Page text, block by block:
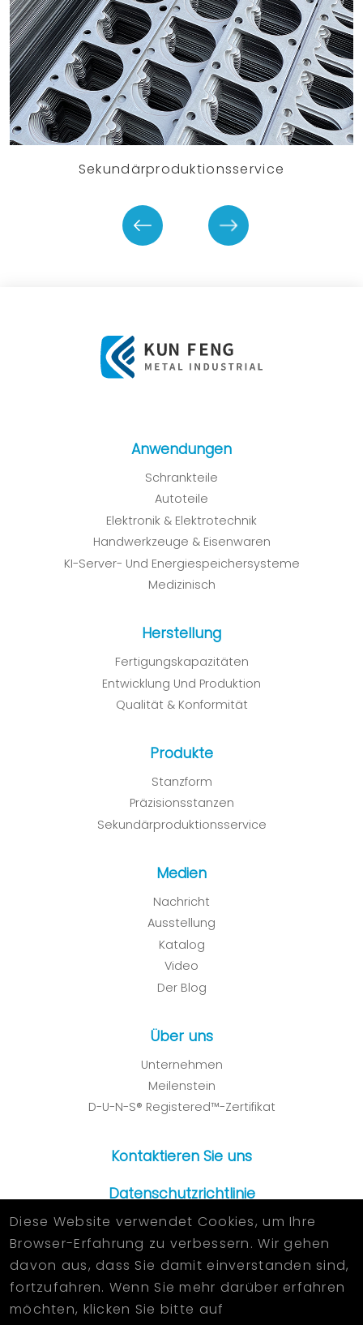
Sekundärproduktionsservice
Anwendungen
Schrankteile
Autoteile
Elektronik & Elektrotechnik
Handwerkzeuge & Eisenwaren
KI-Server- Und Energiespeichersysteme
Medizinisch
Herstellung
Fertigungskapazitäten
Entwicklung Und Produktion
Qualität & Konformität
Produkte
Stanzform
Präzisionsstanzen
Sekundärproduktionsservice
Medien
Nachricht
Ausstellung
Katalog
Video
Der Blog
Über uns
Unternehmen
Meilenstein
D-U-N-S® Registered™-Zertifikat
Kontaktieren Sie uns
Datenschutzrichtlinie
2026 © KUN FENG METAL INDUSTRIAL CO.,LTD. All Rights
Reserved.Designed by Lets MediaEZB2B
Diese Website verwendet Cookies, um Ihre
Browser-Erfahrung zu verbessern. Wir gehen
davon aus, dass Sie damit einverstanden sind,
fortzufahren. Wenn Sie mehr darüber erfahren
möchten, klicken Sie bitte auf